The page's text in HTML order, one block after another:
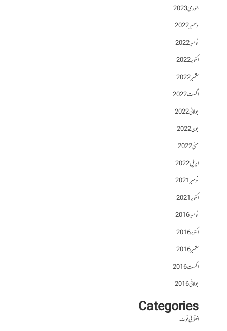
جنوری 2023
دسمبر 2022
نومبر 2022
اکتوبر 2022
ستمبر 2022
اگست 2022
جولائی 2022
جون 2022
مئی 2022
اپریل 2022
نومبر 2021
اکتوبر 2021
نومبر 2016
اکتوبر 2016
ستمبر 2016
اگست 2016
جولائی 2016
Categories
اختلافی نوٹ